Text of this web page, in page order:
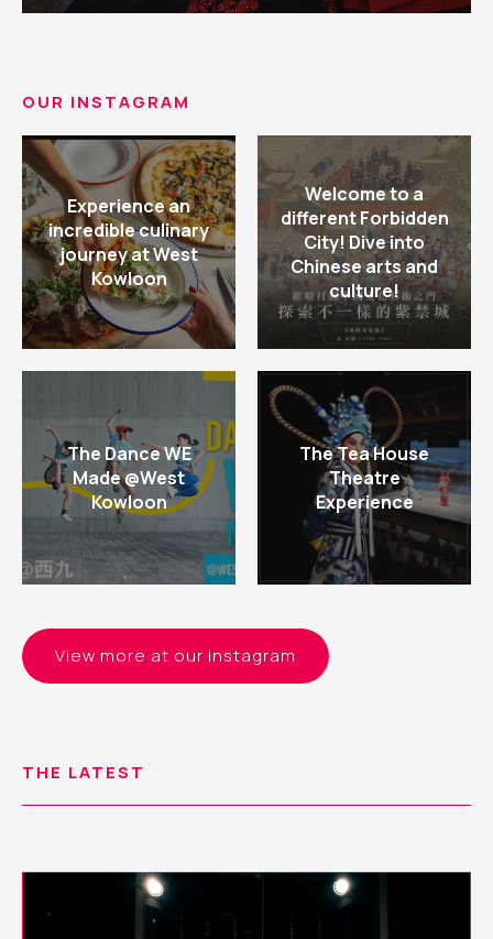
OUR INSTAGRAM
Experience an
incredible culinary
journey at West
Kowloon
Welcome to a
different Forbidden
City! Dive into
Chinese arts and
culture!
The Dance WE
Made @West
Kowloon
The Tea House
Theatre
Experience
View more at our instagram
THE LATEST